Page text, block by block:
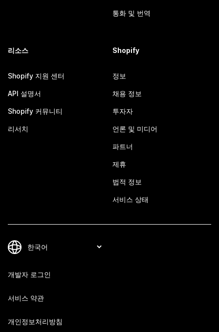
통화 및 번역
리소스
Shopify 지원 센터
API 설명서
Shopify 커뮤니티
리서치
Shopify
정보
채용 정보
투자자
언론 및 미디어
파트너
제휴
법적 정보
서비스 상태
개발자 로그인
서비스 약관
개인정보처리방침